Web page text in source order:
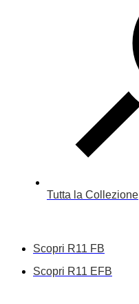
Tutta la Collezione
Scopri R11 FB
Scopri R11 EFB